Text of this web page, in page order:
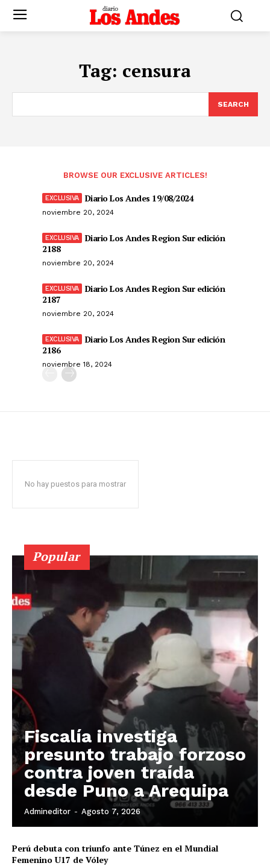
Tag: censura
SEARCH
BROWSE OUR EXCLUSIVE ARTICLES!
Diario Los Andes 19/08/2024
noviembre 20, 2024
Diario Los Andes Region Sur edición
2188
noviembre 20, 2024
Diario Los Andes Region Sur edición
2187
noviembre 20, 2024
Diario Los Andes Region Sur edición
2186
noviembre 18, 2024
No hay puestos para mostrar
Popular
Fiscalía investiga
presunto trabajo forzoso
contra joven traída
desde Puno a Arequipa
Admineditor - Agosto 7, 2026
Perú debuta con triunfo ante Túnez en el Mundial
Femenino U17 de Vóley